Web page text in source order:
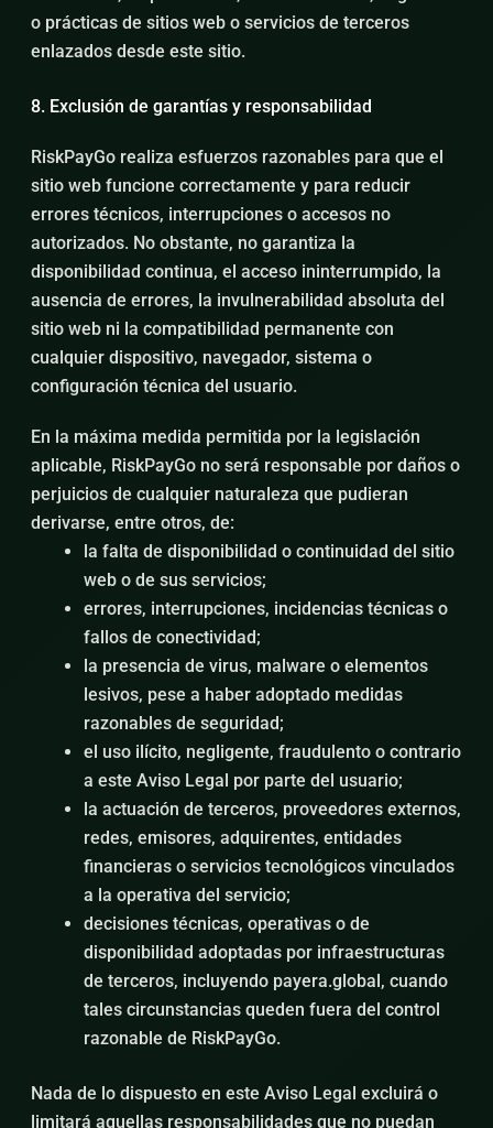
o prácticas de sitios web o servicios de terceros
enlazados desde este sitio.
8. Exclusión de garantías y responsabilidad
RiskPayGo realiza esfuerzos razonables para que el
sitio web funcione correctamente y para reducir
errores técnicos, interrupciones o accesos no
autorizados. No obstante, no garantiza la
disponibilidad continua, el acceso ininterrumpido, la
ausencia de errores, la invulnerabilidad absoluta del
sitio web ni la compatibilidad permanente con
cualquier dispositivo, navegador, sistema o
configuración técnica del usuario.
En la máxima medida permitida por la legislación
aplicable, RiskPayGo no será responsable por daños o
perjuicios de cualquier naturaleza que pudieran
derivarse, entre otros, de:
la falta de disponibilidad o continuidad del sitio
web o de sus servicios;
errores, interrupciones, incidencias técnicas o
fallos de conectividad;
la presencia de virus, malware o elementos
lesivos, pese a haber adoptado medidas
razonables de seguridad;
el uso ilícito, negligente, fraudulento o contrario
a este Aviso Legal por parte del usuario;
la actuación de terceros, proveedores externos,
redes, emisores, adquirentes, entidades
financieras o servicios tecnológicos vinculados
a la operativa del servicio;
decisiones técnicas, operativas o de
disponibilidad adoptadas por infraestructuras
de terceros, incluyendo payera.global, cuando
tales circunstancias queden fuera del control
razonable de RiskPayGo.
Nada de lo dispuesto en este Aviso Legal excluirá o
limitará aquellas responsabilidades que no puedan